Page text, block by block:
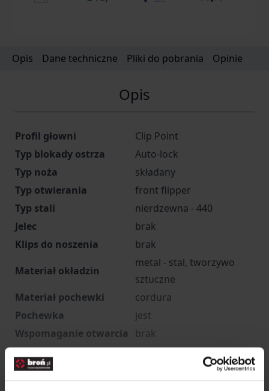
Opis Dane techniczne Pliki do pobrania Opinie
Opis
Profil głowni
Clip Point
Typ blokady ostrza
Auto-lock
Typ noża
składany
Typ otwierania
front flipper
Typ stali
nierdzewna - 440
Jelec
brak
Klips do noszenia
brak
Materiał okładzin
metal - stal, tworzywo
sztuczne
Materiał pochewki
cordura
Pochewka
jest
Wspomaganie otwarcia
brak
Zastosowanie
(przeznaczenie)